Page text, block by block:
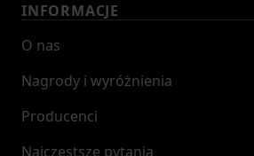
INFORMACJE
O nas
Nagrody i wyróżnienia
Producenci
Najczęstsze pytania